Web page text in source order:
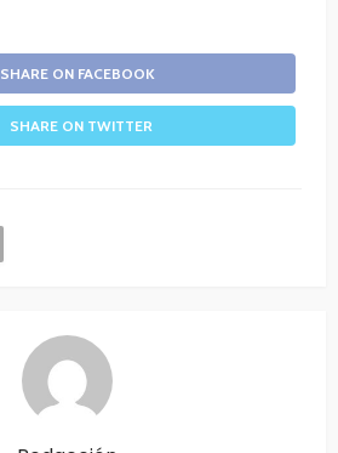
SHARE ON FACEBOOK
SHARE ON TWITTER